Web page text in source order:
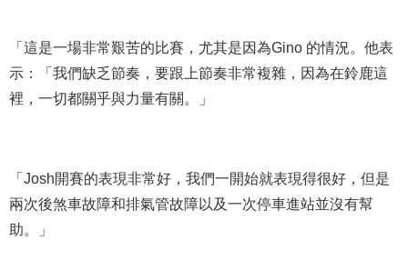
「這是一場非常艱苦的比賽，尤其是因為Gino 的情況。他表
示：「我們缺乏節奏，要跟上節奏非常複雜，因為在鈴鹿這
裡，一切都關乎與力量有關。」
「Josh開賽的表現非常好，我們一開始就表現得很好，但是
兩次後煞車故障和排氣管故障以及一次停車進站並沒有幫
助。」